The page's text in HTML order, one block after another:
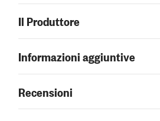
Il Produttore
Informazioni aggiuntive
Recensioni